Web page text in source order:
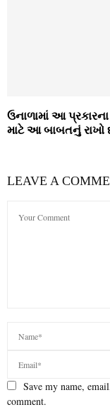
ઉનાળામાં આ પ્રકારના
માટે આ બાબતનું રાખો
LEAVE A
Save my name,
comment.